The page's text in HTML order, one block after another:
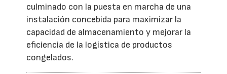
culminado con la puesta en marcha de una
instalación concebida para maximizar la
capacidad de almacenamiento y mejorar la
eficiencia de la logística de productos
congelados.